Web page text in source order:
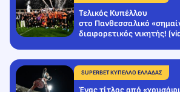
Τελικός Κυπέλλου
στο Πανθεσσαλικό
διαφορετικός νικητής!
SUPERBET ΚΥΠΕΛΛΟ ΕΛΛΑΔΑΣ